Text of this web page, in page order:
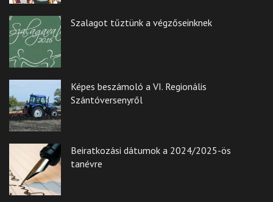
Szalagot tűztünk a végzőseinknek
Képes beszámoló a VI. Regionális
Szántóversenyről
Beiratkozási dátumok a 2024/2025-ös
tanévre